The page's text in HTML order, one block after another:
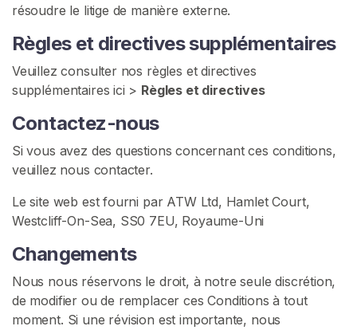
résoudre le litige de manière externe.
Règles et directives supplémentaires
Veuillez consulter nos règles et directives
supplémentaires ici > Règles et directives
Contactez-nous
Si vous avez des questions concernant ces conditions,
veuillez nous contacter.
Le site web est fourni par ATW Ltd, Hamlet Court,
Westcliff-On-Sea, SS0 7EU, Royaume-Uni
Changements
Nous nous réservons le droit, à notre seule discrétion,
de modifier ou de remplacer ces Conditions à tout
moment. Si une révision est importante, nous